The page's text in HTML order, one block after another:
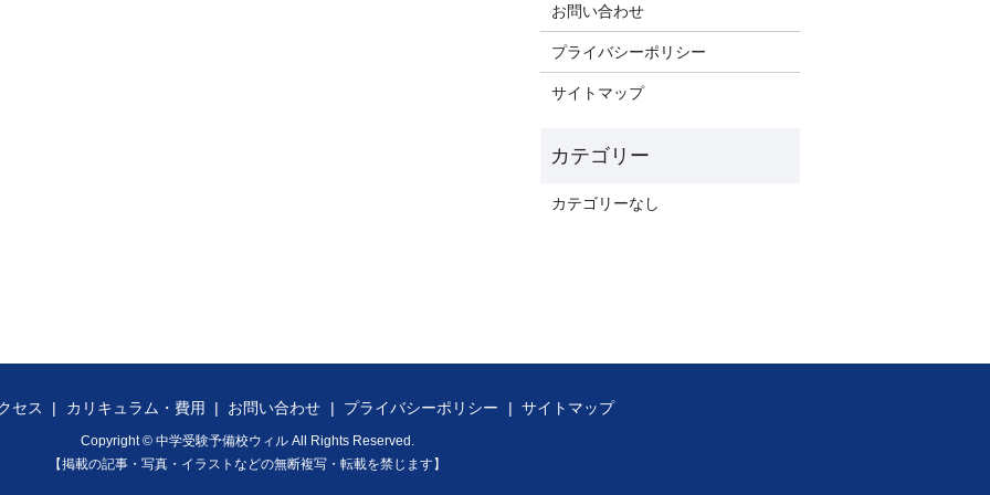
お問い合わせ
プライバシーポリシー
サイトマップ
カテゴリーなし
セス カリキュラム・費用 お問い合わせ プライバシーポリシー サイトマップ
Copyright © 中学受験予備校ウィル All Rights Reserved.
【掲載の記事・写真・イラストなどの無断複写・転載を禁じます】